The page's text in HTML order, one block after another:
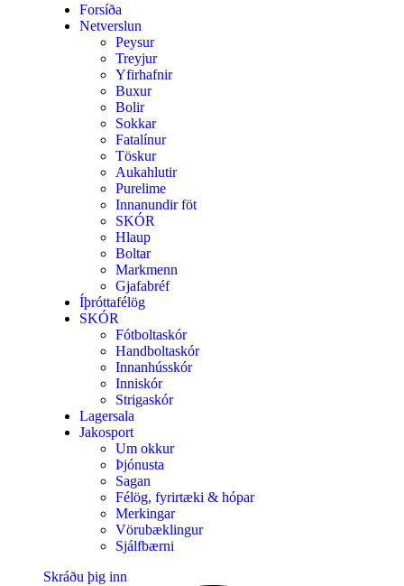
Forsíða
Netverslun
Peysur
Treyjur
Yfirhafnir
Buxur
Bolir
Sokkar
Fatalínur
Töskur
Aukahlutir
Purelime
Innanundir föt
SKÓR
Hlaup
Boltar
Markmenn
Gjafabréf
Íþróttafélög
SKÓR
Fótboltaskór
Handboltaskór
Innanhússkór
Inniskór
Strigaskór
Lagersala
Jakosport
Um okkur
Þjónusta
Sagan
Félög, fyrirtæki & hópar
Merkingar
Vörubæklingur
Sjálfbærni
Skráðu þig inn